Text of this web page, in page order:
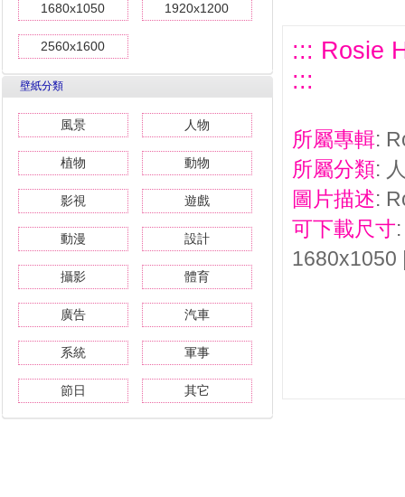
1680x1050 1920x1200
2560x1600
壁紙分類
風景 人物
植物 動物
影視 遊戲
動漫 設計
攝影 體育
廣告 汽車
系統 軍事
節日 其它
::: Rosie
:::
所屬專輯:
所屬分類:
圖片描述:
可下載尺寸
1680x1050